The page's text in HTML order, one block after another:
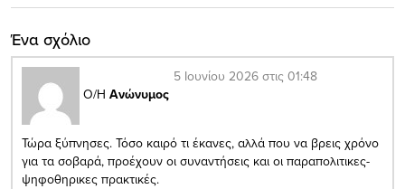
Ένα σχόλιο
Ο/Η Ανώνυμος
5 Ιουνίου 2026 στις 01:48
Τώρα ξύπνησες. Τόσο καιρό τι έκανες, αλλά που να βρεις χρόνο
για τα σοβαρά, προέχουν οι συναντήσεις και οι παραπολιτικες-
ψηφοθηρικες πρακτικές.